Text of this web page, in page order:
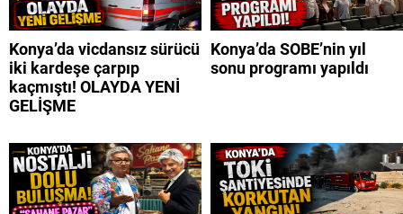
Konya’da vicdansız sürücü
iki kardeşe çarpıp
kaçmıştı! OLAYDA YENİ
GELİŞME
Konya’da SOBE’nin yıl
sonu programı yapıldı